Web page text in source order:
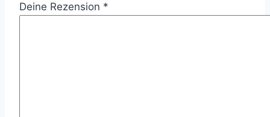
Deine Rezension *